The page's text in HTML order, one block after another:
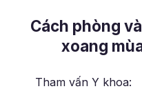
Cách phòng
xoang
Tham vấn Y khoa: